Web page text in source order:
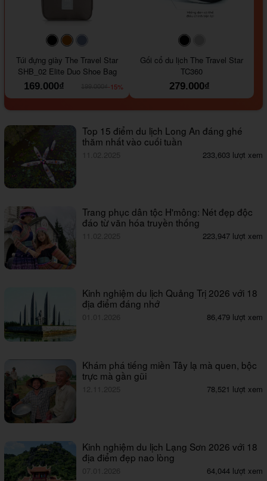
#000000#964B00
Túi đựng giày The Travel Star
SHB_02 Elite Duo Shoe Bag
169.000₫
-15%
#000000
Gối cổ du lịch The Travel Star
TC360
279.000₫
Top 15 điểm du lịch Long An đáng ghé
thăm nhất vào cuối tuần
11.02.2025 233,603 lượt xem
Trang phục dân tộc H'mông: Nét đẹp độc
đáo từ văn hóa truyền thống
11.02.2025 223,947 lượt xem
Kinh nghiệm du lịch Quảng Trị 2026 với 18
địa điểm đáng nhớ
01.01.2026 86,479 lượt xem
Khám phá tiếng miền Tây lạ mà quen, bộc
trực mà gần gũi
12.11.2025 78,521 lượt xem
Kinh nghiệm du lịch Lạng Sơn 2026 với 18
địa điểm đẹp nao lòng
07.01.2026 64,044 lượt xem